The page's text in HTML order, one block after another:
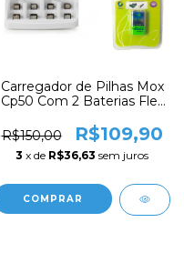
Carregador de Pilhas Mox
Cp50 Com 2 Baterias Flex
Recarregáveis FX-9V/450
R$150,00 R$109,90
3 x de R$36,63 sem juros